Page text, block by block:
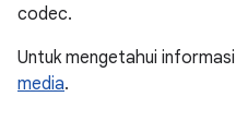
codec.
Untuk mengetahui
media.